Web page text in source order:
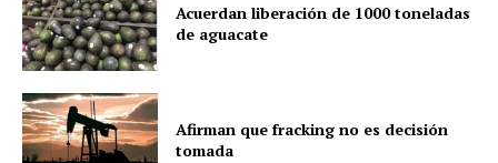
Acuerdan liberación de 1000 toneladas
de aguacate
Afirman que fracking no es decisión
tomada